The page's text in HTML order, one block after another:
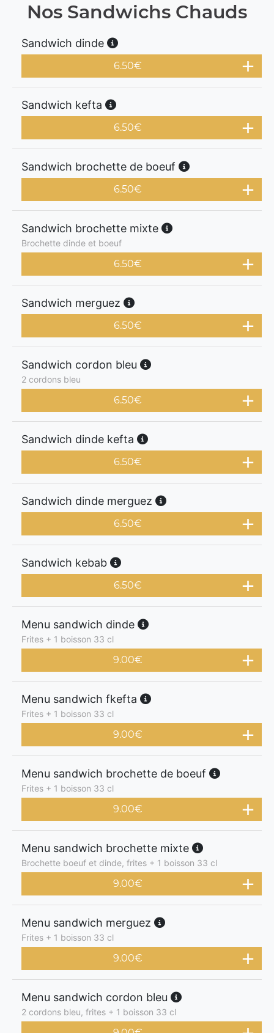
Nos Sandwichs Chauds
Sandwich dinde
6.50€
Sandwich kefta
6.50€
Sandwich brochette de boeuf
6.50€
Sandwich brochette mixte
Brochette dinde et boeuf
6.50€
Sandwich merguez
6.50€
Sandwich cordon bleu
2 cordons bleu
6.50€
Sandwich dinde kefta
6.50€
Sandwich dinde merguez
6.50€
Sandwich kebab
6.50€
Menu sandwich dinde
Frites + 1 boisson 33 cl
9.00€
Menu sandwich fkefta
Frites + 1 boisson 33 cl
9.00€
Menu sandwich brochette de boeuf
Frites + 1 boisson 33 cl
9.00€
Menu sandwich brochette mixte
Brochette boeuf et dinde, frites + 1 boisson 33 cl
9.00€
Menu sandwich merguez
Frites + 1 boisson 33 cl
9.00€
Menu sandwich cordon bleu
2 cordons bleu, frites + 1 boisson 33 cl